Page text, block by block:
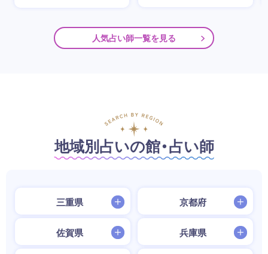
人気占い師一覧を見る
地域別占いの館・占い師
三重県 京都府
佐賀県 兵庫県